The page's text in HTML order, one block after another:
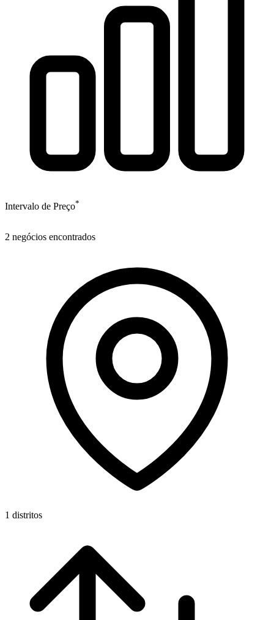
Intervalo de Preço*
2 negócios encontrados
1 distritos